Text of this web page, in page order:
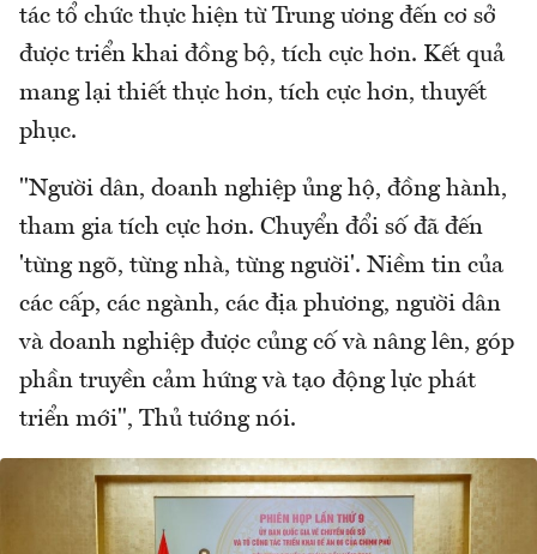
tác tổ chức thực hiện từ Trung ương đến cơ sở
được triển khai đồng bộ, tích cực hơn. Kết quả
mang lại thiết thực hơn, tích cực hơn, thuyết
phục.
"Người dân, doanh nghiệp ủng hộ, đồng hành,
tham gia tích cực hơn. Chuyển đổi số đã đến
'từng ngõ, từng nhà, từng người'. Niềm tin của
các cấp, các ngành, các địa phương, người dân
và doanh nghiệp được củng cố và nâng lên, góp
phần truyền cảm hứng và tạo động lực phát
triển mới", Thủ tướng nói.